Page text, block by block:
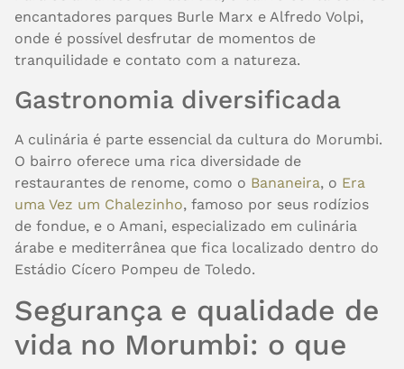
encantadores parques Burle Marx e Alfredo Volpi,
onde é possível desfrutar de momentos de
tranquilidade e contato com a natureza.
Gastronomia diversificada
A culinária é parte essencial da cultura do Morumbi.
O bairro oferece uma rica diversidade de
restaurantes de renome, como o Bananeira, o Era
uma Vez um Chalezinho, famoso por seus rodízios
de fondue, e o Amani, especializado em culinária
árabe e mediterrânea que fica localizado dentro do
Estádio Cícero Pompeu de Toledo.
Segurança e qualidade de
vida no Morumbi: o que